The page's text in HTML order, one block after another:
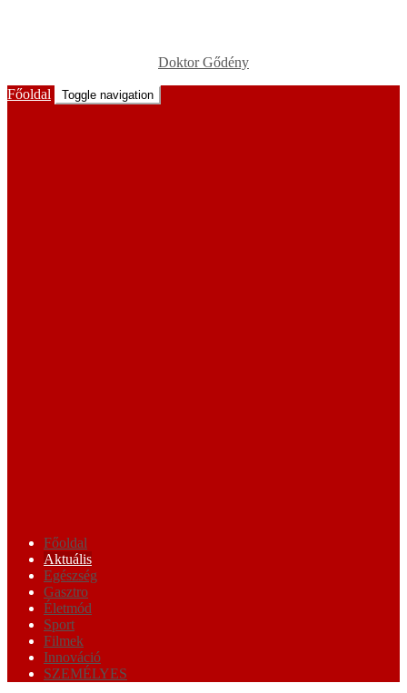
Doktor Gődény
Főoldal Toggle navigation
Főoldal
Aktuális
Egészség
Gasztro
Életmód
Sport
Filmek
Innováció
SZEMÉLYES